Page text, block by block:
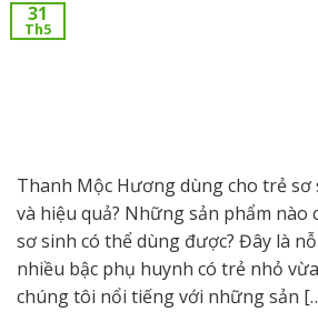
31
Th5
Thanh Mộc Hương dùng cho trẻ sơ
và hiệu quả? Những sản phẩm nào
sơ sinh có thể dùng được? Đây là
nhiều bậc phụ huynh có trẻ nhỏ
chúng tôi nổi tiếng với những sản